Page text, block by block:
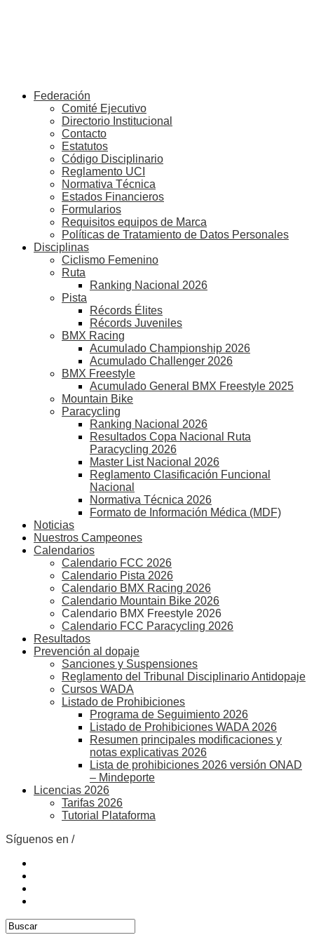
Federación
Comité Ejecutivo
Directorio Institucional
Contacto
Estatutos
Código Disciplinario
Reglamento UCI
Normativa Técnica
Estados Financieros
Formularios
Requisitos equipos de Marca
Políticas de Tratamiento de Datos Personales
Disciplinas
Ciclismo Femenino
Ruta
Ranking Nacional 2026
Pista
Récords Élites
Récords Juveniles
BMX Racing
Acumulado Championship 2026
Acumulado Challenger 2026
BMX Freestyle
Acumulado General BMX Freestyle 2025
Mountain Bike
Paracycling
Ranking Nacional 2026
Resultados Copa Nacional Ruta
Paracycling 2026
Master List Nacional 2026
Reglamento Clasificación Funcional
Nacional
Normativa Técnica 2026
Formato de Información Médica (MDF)
Noticias
Nuestros Campeones
Calendarios
Calendario FCC 2026
Calendario Pista 2026
Calendario BMX Racing 2026
Calendario Mountain Bike 2026
Calendario BMX Freestyle 2026
Calendario FCC Paracycling 2026
Resultados
Prevención al dopaje
Sanciones y Suspensiones
Reglamento del Tribunal Disciplinario Antidopaje
Cursos WADA
Listado de Prohibiciones
Programa de Seguimiento 2026
Listado de Prohibiciones WADA 2026
Resumen principales modificaciones y
notas explicativas 2026
Lista de prohibiciones 2026 versión ONAD
– Mindeporte
Licencias 2026
Tarifas 2026
Tutorial Plataforma
Síguenos en /